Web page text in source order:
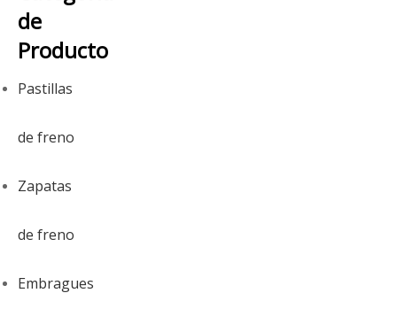
de
Producto
Pastillas
de freno
Zapatas
de freno
Embragues